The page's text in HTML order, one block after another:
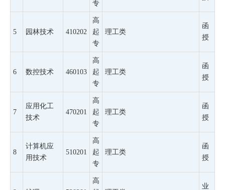
专
5 园林技术 410202
高
起
专
理工类
函
授
6 数控技术 460103
高
起
专
理工类
函
授
7
应用化工
技术
470201
高
起
专
理工类
函
授
8
计算机应
用技术
510201
高
起
专
理工类
函
授
高
业